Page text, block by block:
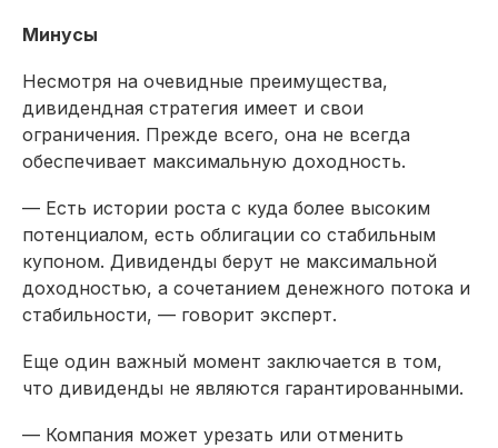
Минусы
Несмотря на очевидные преимущества,
дивидендная стратегия имеет и свои
ограничения. Прежде всего, она не всегда
обеспечивает максимальную доходность.
— Есть истории роста с куда более высоким
потенциалом, есть облигации со стабильным
купоном. Дивиденды берут не максимальной
доходностью, а сочетанием денежного потока и
стабильности, — говорит эксперт.
Еще один важный момент заключается в том,
что дивиденды не являются гарантированными.
— Компания может урезать или отменить